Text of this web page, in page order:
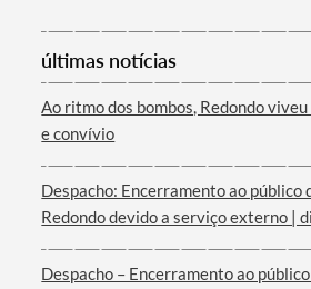
Termo de Pesquisa
Categorias gerais
últimas notícias
Ao ritmo dos bombos, Redondo
e convívio
Despacho: Encerramento ao público
Redondo devido a serviço externo |
Despacho – Encerramento ao